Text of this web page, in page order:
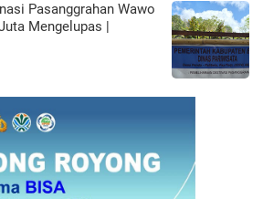
Pasanggrahan Wawo
Mengelupas |